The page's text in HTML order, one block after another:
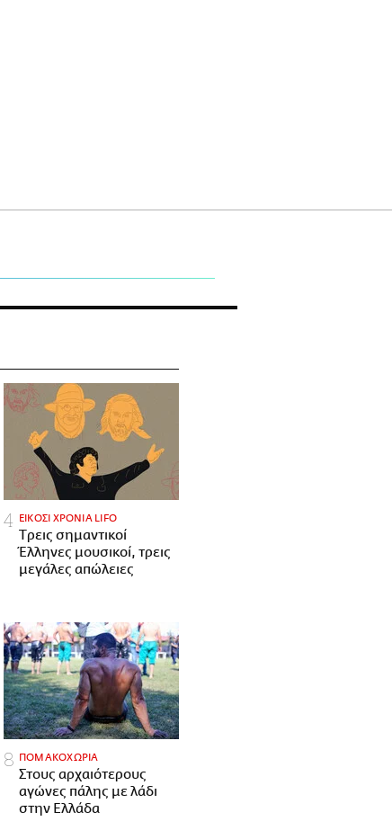
ΕΙΚΟΣΙ ΧΡΟΝΙΑ LIFO
Tρεις σημαντικοί
Έλληνες μουσικοί, τρεις
μεγάλες απώλειες
ΠΟΜΑΚΟΧΩΡΙΑ
Στους αρχαιότερους
αγώνες πάλης με λάδι
στην Ελλάδα